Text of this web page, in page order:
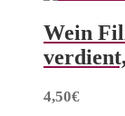
Wein
4,50€